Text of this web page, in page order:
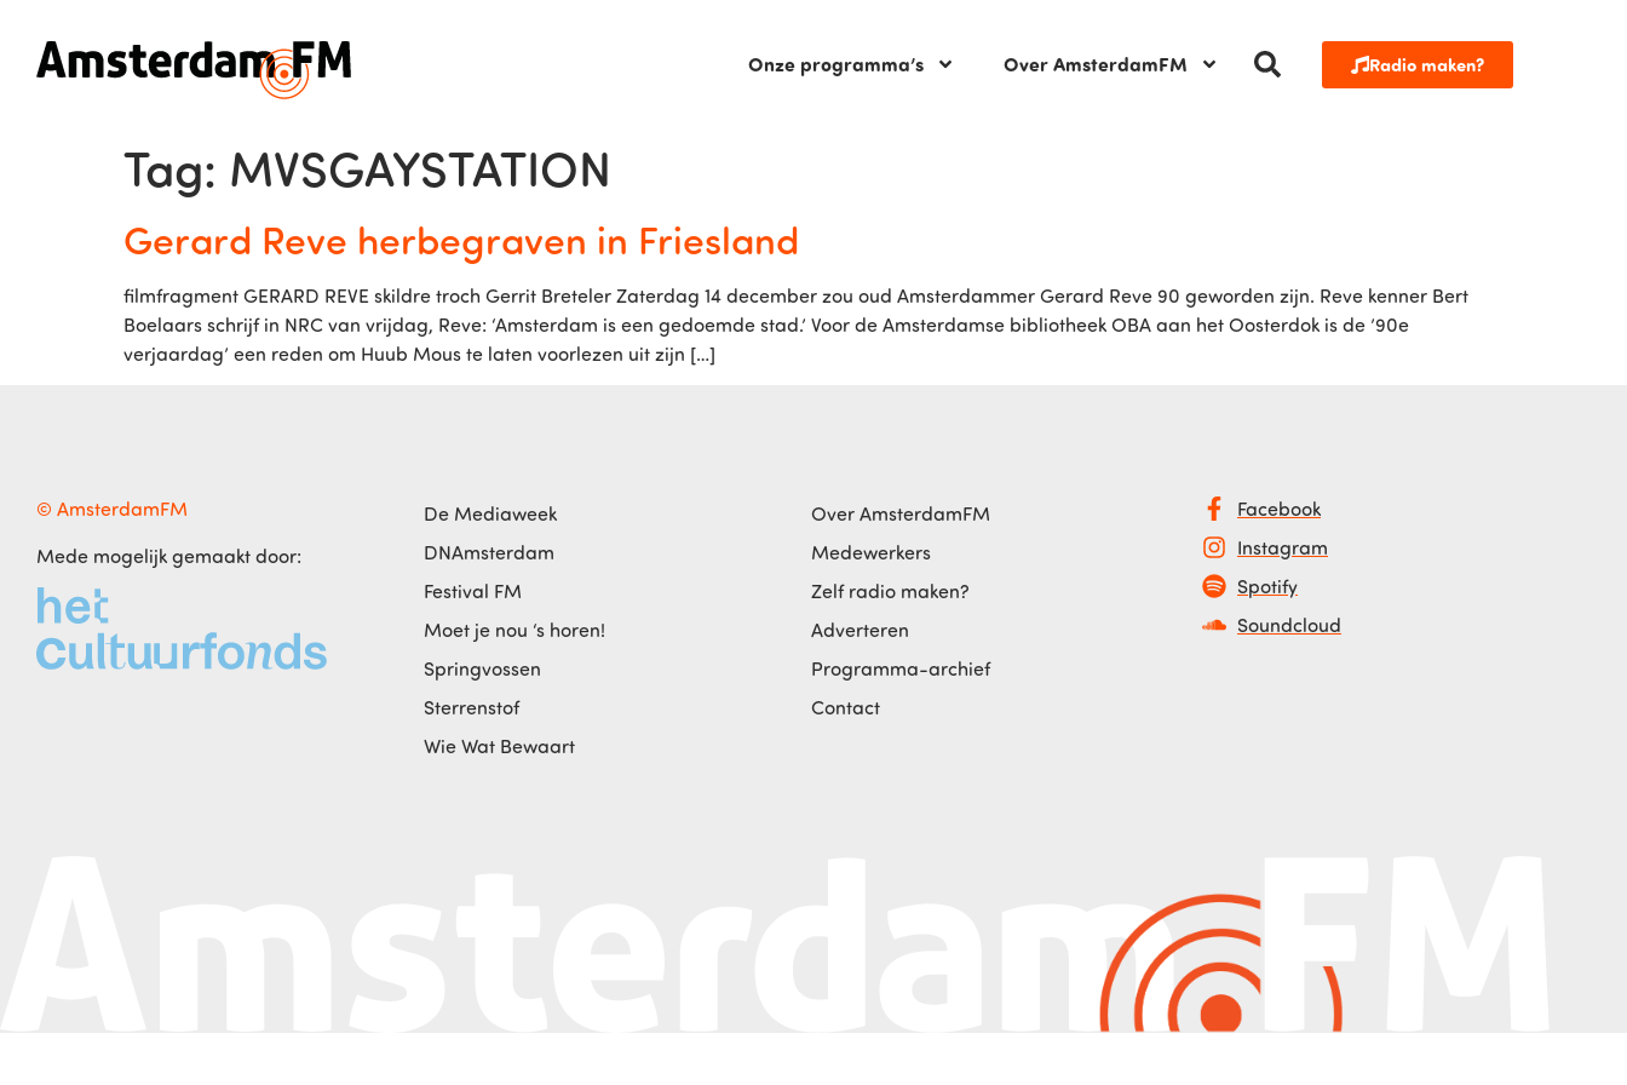
Onze programma’s Over AmsterdamFM Radio maken?
Tag: MVSGAYSTATION
Gerard Reve herbegraven in Friesland
filmfragment GERARD REVE skildre troch Gerrit Breteler Zaterdag 14 december zou oud Amsterdammer Gerard Reve 90 geworden zijn. Reve kenner Bert
Boelaars schrijf in NRC van vrijdag, Reve: ‘Amsterdam is een gedoemde stad.’ Voor de Amsterdamse bibliotheek OBA aan het Oosterdok is de ’90e
verjaardag’ een reden om Huub Mous te laten voorlezen uit zijn […]
© AmsterdamFM
Mede mogelijk gemaakt door:
De Mediaweek
DNAmsterdam
Festival FM
Moet je nou ‘s horen!
Springvossen
Sterrenstof
Wie Wat Bewaart
Over AmsterdamFM
Medewerkers
Zelf radio maken?
Adverteren
Programma-archief
Contact
Facebook
Instagram
Spotify
Soundcloud